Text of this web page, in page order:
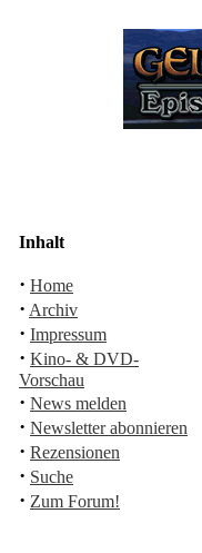
Inhalt
· Home
· Archiv
· Impressum
· Kino- & DVD-
Vorschau
· News melden
· Newsletter abonnieren
· Rezensionen
· Suche
· Zum Forum!